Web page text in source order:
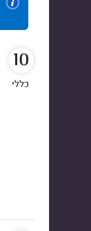
10
כללי